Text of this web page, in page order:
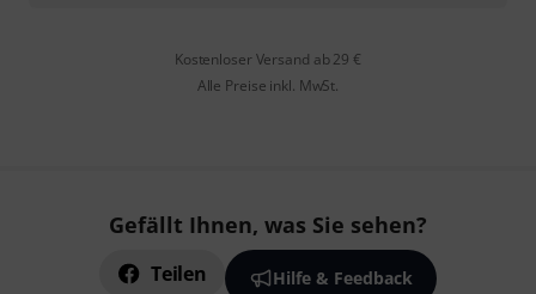
Kostenloser Versand ab 29 €
Alle Preise inkl. MwSt.
Gefällt Ihnen, was Sie sehen?
Teilen Hilfe & Feedback